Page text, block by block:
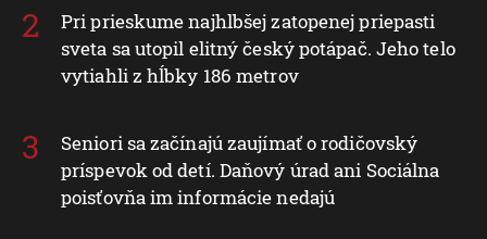
Pri prieskume najhlbšej zatopenej priepasti
sveta sa utopil elitný český potápač. Jeho telo
vytiahli z hĺbky 186 metrov
Seniori sa začínajú zaujímať o rodičovský
príspevok od detí. Daňový úrad ani Sociálna
poisťovňa im informácie nedajú